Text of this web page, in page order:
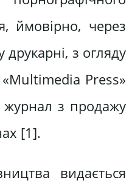
ймовірно, через
з огляду
Press»
журнал з продажу
[1].
видається